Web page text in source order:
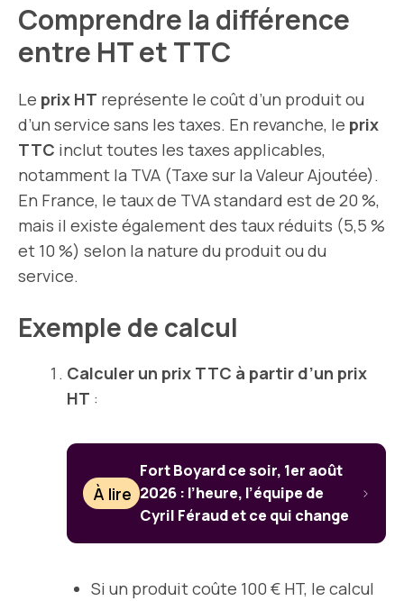
Comprendre la différence
entre HT et TTC
Le prix HT représente le coût d’un produit ou
d’un service sans les taxes. En revanche, le prix
TTC inclut toutes les taxes applicables,
notamment la TVA (Taxe sur la Valeur Ajoutée).
En France, le taux de TVA standard est de 20 %,
mais il existe également des taux réduits (5,5 %
et 10 %) selon la nature du produit ou du
service.
Exemple de calcul
Calculer un prix TTC à partir d’un prix
HT :
À lire
Fort Boyard ce soir, 1er août
2026 : l’heure, l’équipe de
Cyril Féraud et ce qui change
Si un produit coûte 100 € HT, le calcul